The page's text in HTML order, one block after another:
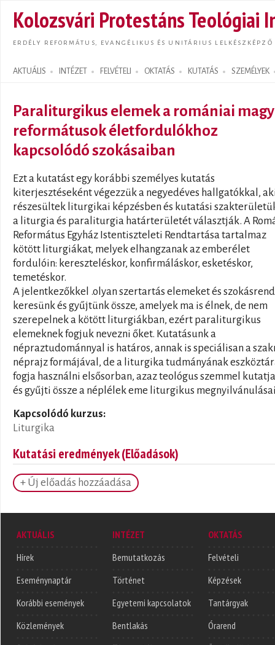
Kolozsvári Protestáns Teológiai
ERDÉLY REFORMÁTUS, EVANGÉLIKUS ÉS UNITÁRIUS LELKÉSZKÉPZŐ
AKTUÁLIS INTÉZET FELVÉTELI OKTATÁS KUTATÁS SZEMÉLYEK
Search form
Paraliturgikus elemek a romániai
reformátusok életfordulókhoz
kapcsolódó szokásaiban
Ezt a kutatást egy korábbi személyes kutatás
kiterjesztéseként végezzük a negyedéves hallgatókkal,
részesültek liturgikai képzésben és kutatási
a liturgia és paraliturgia határterületét választják. A
Református Egyház Istentiszteleti Rendtartása tartalmaz
kötött liturgiákat, melyek elhangzanak az emberélet
fordulóin: kereszteléskor, konfirmáláskor, esketéskor,
temetéskor.
A jelentkezőkkel .olyan szertartás elemeket és
keresünk és gyűjtünk össze, amelyek ma is élnek, de nem
szerepelnek a kötött liturgiákban, ezért paraliturgikus
elemeknek fogjuk nevezni őket. Kutatásunk a
népraztudománnyal is határos, annak is speciálisan a
néprajz formájával, de a liturgika tudmányának
fogja használni elsősorban, azaz teológus szemmel
és gyűjti össze a néplélek eme liturgikus
Kapcsolódó kurzus:
Liturgika
Kutatási eredmények (Előadások)
+ Új előadás hozzáadása
AKTUÁLIS
Hírek
Eseménynaptár
Korábbi események
Közlemények
INTÉZET
Bemutatkozás
Történet
Egyetemi kapcsolatok
Bentlakás
OKTATÁS
Felvételi
Képzések
Tantárgyak
Órarend